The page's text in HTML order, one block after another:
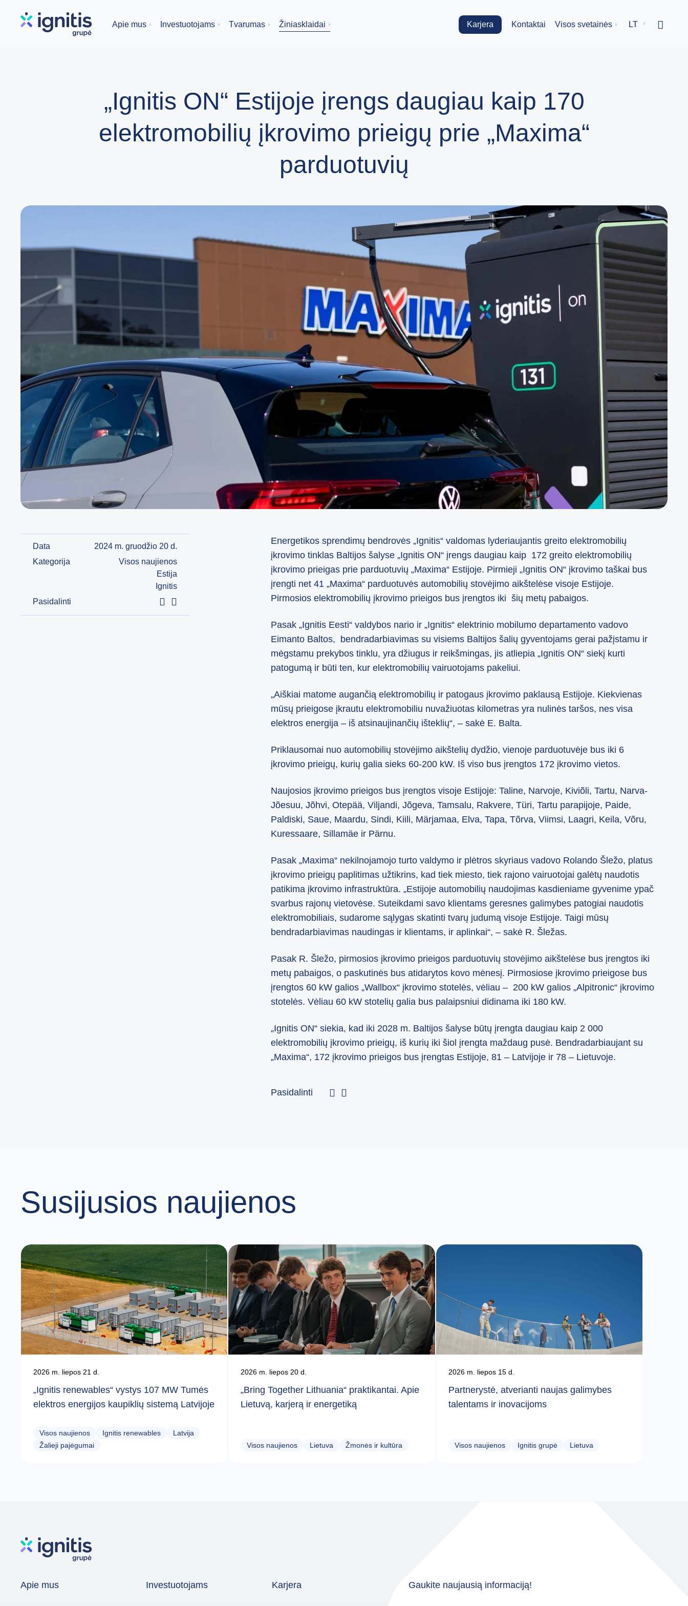
Apie mus Investuotojams Tvarumas Žiniasklaidai Karjera Kontaktai Visos svetainės LT
„Ignitis ON“ Estijoje įrengs daugiau kaip 170
elektromobilių įkrovimo prieigų prie „Maxima“
parduotuvių
Data
2024 m. gruodžio 20 d.
Kategorija
Visos naujienos
Estija
Ignitis
Pasidalinti
Energetikos sprendimų bendrovės „Ignitis“ valdomas lyderiaujantis greito elektromobilių
įkrovimo tinklas Baltijos šalyse „Ignitis ON“ įrengs daugiau kaip 172 greito elektromobilių
įkrovimo prieigas prie parduotuvių „Maxima“ Estijoje. Pirmieji „Ignitis ON“ įkrovimo taškai bus
įrengti net 41 „Maxima“ parduotuvės automobilių stovėjimo aikštelėse visoje Estijoje.
Pirmosios elektromobilių įkrovimo prieigos bus įrengtos iki šių metų pabaigos.
Pasak „Ignitis Eesti“ valdybos nario ir „Ignitis“ elektrinio mobilumo departamento vadovo
Eimanto Baltos, bendradarbiavimas su visiems Baltijos šalių gyventojams gerai pažįstamu ir
mėgstamu prekybos tinklu, yra džiugus ir reikšmingas, jis atliepia „Ignitis ON“ siekį kurti
patogumą ir būti ten, kur elektromobilių vairuotojams pakeliui.
„Aiškiai matome augančią elektromobilių ir patogaus įkrovimo paklausą Estijoje. Kiekvienas
mūsų prieigose įkrautu elektromobiliu nuvažiuotas kilometras yra nulinės taršos, nes visa
elektros energija – iš atsinaujinančių išteklių“, – sakė E. Balta.
Priklausomai nuo automobilių stovėjimo aikštelių dydžio, vienoje parduotuvėje bus iki 6
įkrovimo prieigų, kurių galia sieks 60-200 kW. Iš viso bus įrengtos 172 įkrovimo vietos.
Naujosios įkrovimo prieigos bus įrengtos visoje Estijoje: Taline, Narvoje, Kiviõli, Tartu, Narva-
Jõesuu, Jõhvi, Otepää, Viljandi, Jõgeva, Tamsalu, Rakvere, Türi, Tartu parapijoje, Paide,
Paldiski, Saue, Maardu, Sindi, Kiili, Märjamaa, Elva, Tapa, Tõrva, Viimsi, Laagri, Keila, Võru,
Kuressaare, Sillamäe ir Pärnu.
Pasak „Maxima“ nekilnojamojo turto valdymo ir plėtros skyriaus vadovo Rolando Šležo, platus
įkrovimo prieigų paplitimas užtikrins, kad tiek miesto, tiek rajono vairuotojai galėtų naudotis
patikima įkrovimo infrastruktūra. „Estijoje automobilių naudojimas kasdieniame gyvenime ypač
svarbus rajonų vietovėse. Suteikdami savo klientams geresnes galimybes patogiai naudotis
elektromobiliais, sudarome sąlygas skatinti tvarų judumą visoje Estijoje. Taigi mūsų
bendradarbiavimas naudingas ir klientams, ir aplinkai“, – sakė R. Šležas.
Pasak R. Šležo, pirmosios įkrovimo prieigos parduotuvių stovėjimo aikštelėse bus įrengtos iki
metų pabaigos, o paskutinės bus atidarytos kovo mėnesį. Pirmosiose įkrovimo prieigose bus
įrengtos 60 kW galios „Wallbox“ įkrovimo stotelės, vėliau – 200 kW galios „Alpitronic“ įkrovimo
stotelės. Vėliau 60 kW stotelių galia bus palaipsniui didinama iki 180 kW.
„Ignitis ON“ siekia, kad iki 2028 m. Baltijos šalyse būtų įrengta daugiau kaip 2 000
elektromobilių įkrovimo prieigų, iš kurių iki šiol įrengta maždaug pusė. Bendradarbiaujant su
„Maxima“, 172 įkrovimo prieigos bus įrengtas Estijoje, 81 – Latvijoje ir 78 – Lietuvoje.
Pasidalinti
Susijusios naujienos
2026 m. liepos 21 d.
„Ignitis renewables“ vystys 107 MW Tumės
elektros energijos kaupiklių sistemą Latvijoje
Visos naujienos Ignitis renewables
Latvija
Žalieji pajėgumai
2026 m. liepos 20 d.
„Bring Together Lithuania“ praktikantai. Apie
Lietuvą, karjerą ir energetiką
Visos naujienos Lietuva Žmonės ir kultūra
2026 m. liepos 15 d.
Partnerystė, atverianti naujas galimybes
talentams ir inovacijoms
Visos naujienos Ignitis grupė Lietuva
Apie mus Investuotojams Karjera Gaukite naujausią informaciją!